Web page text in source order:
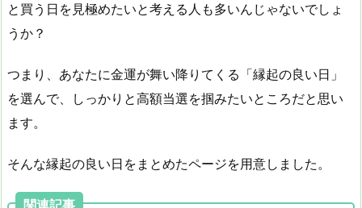
と買う日を見極めたいと考える人も多いんじゃないでしょ
うか？
つまり、あなたに金運が舞い降りてくる「縁起の良い日」
を選んで、しっかりと高額当選を掴みたいところだと思い
ます。
そんな縁起の良い日をまとめたページを用意しました。
関連記事